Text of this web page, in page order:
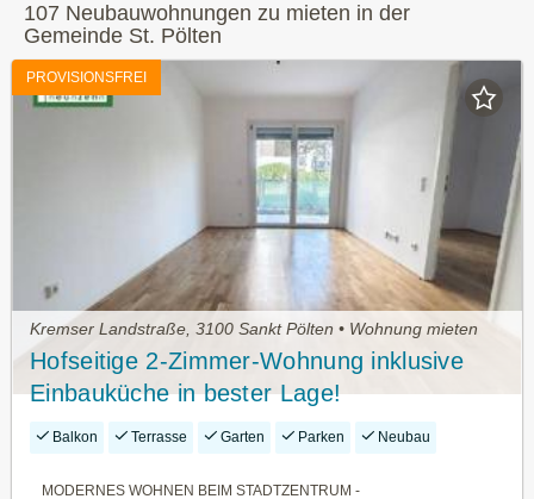
107 Neubauwohnungen zu mieten in der
Gemeinde St. Pölten
PROVISIONSFREI
Kremser Landstraße, 3100 Sankt Pölten • Wohnung mieten
Hofseitige 2-Zimmer-Wohnung inklusive
Einbauküche in bester Lage!
Balkon Terrasse Garten Parken Neubau
MODERNES WOHNEN BEIM STADTZENTRUM -